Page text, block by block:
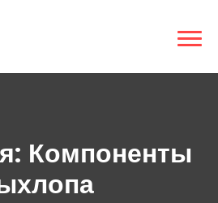
Компоненты